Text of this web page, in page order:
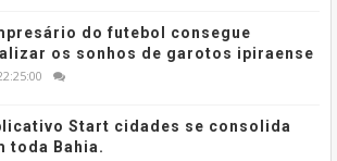
do futebol consegue
os sonhos de garotos ipiraense
Start cidades se consolida
toda Bahia.